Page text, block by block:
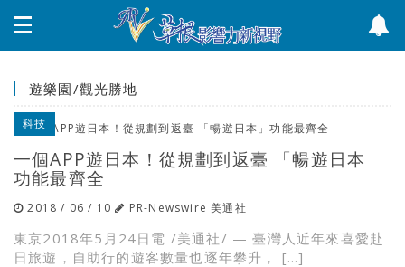
遊樂園/觀光勝地
科技
一個APP遊日本！從規劃到返臺 「暢遊日本」
功能最齊全
2018 / 06 / 10 PR-Newswire 美通社
東京2018年5月24日電 /美通社/ — 臺灣人近年來喜愛赴
日旅遊，自助行的遊客數量也逐年攀升， […]